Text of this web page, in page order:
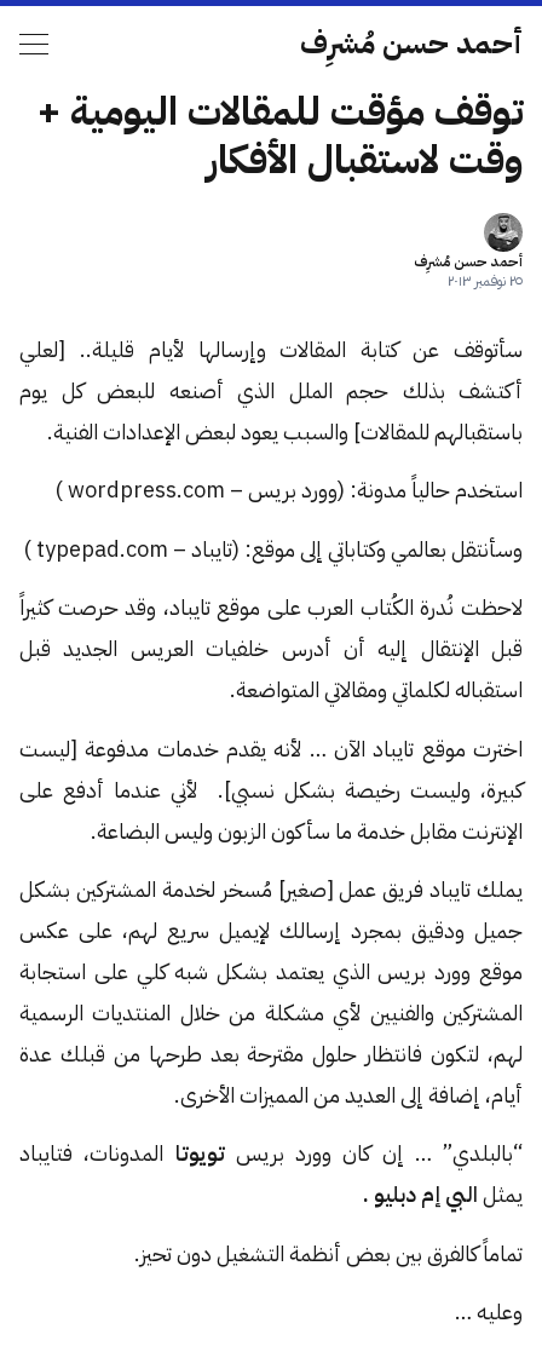
أحمد حسن مُشرِف
توقف مؤقت للمقالات اليومية +
وقت لاستقبال الأفكار
أحمد حسن مُشرِف
٢٥ نوفمبر ٢٠١٣
سأتوقف عن كتابة المقالات وإرسالها لأيام قليلة.. [لعلي
أكتشف بذلك حجم الملل الذي أصنعه للبعض كل يوم
باستقبالهم للمقالات] والسبب يعود لبعض الإعدادات الفنية.
استخدم حالياً مدونة: (وورد بريس – wordpress.com )
وسأنتقل بعالمي وكتاباتي إلى موقع: (تايباد – typepad.com )
لاحظت نُدرة الكُتاب العرب على موقع تايباد، وقد حرصت كثيراً
قبل الإنتقال إليه أن أدرس خلفيات العريس الجديد قبل
استقباله لكلماتي ومقالاتي المتواضعة.
اخترت موقع تايباد الآن … لأنه يقدم خدمات مدفوعة [ليست
كبيرة، وليست رخيصة بشكل نسبي]. لأني عندما أدفع على
الإنترنت مقابل خدمة ما سأكون الزبون وليس البضاعة.
يملك تايباد فريق عمل [صغير] مُسخر لخدمة المشتركين بشكل
جميل ودقيق بمجرد إرسالك لإيميل سريع لهم، على عكس
موقع وورد بريس الذي يعتمد بشكل شبه كلي على استجابة
المشتركين والفنيين لأي مشكلة من خلال المنتديات الرسمية
لهم، لتكون فانتظار حلول مقترحة بعد طرحها من قبلك عدة
أيام، إضافة إلى العديد من المميزات الأخرى.
“بالبلدي” … إن كان وورد بريستويوتا المدونات، فتايباد
يمثلالبي إم دبليو .
تماماً كالفرق بين بعض أنظمة التشغيل دون تحيز.
وعليه …